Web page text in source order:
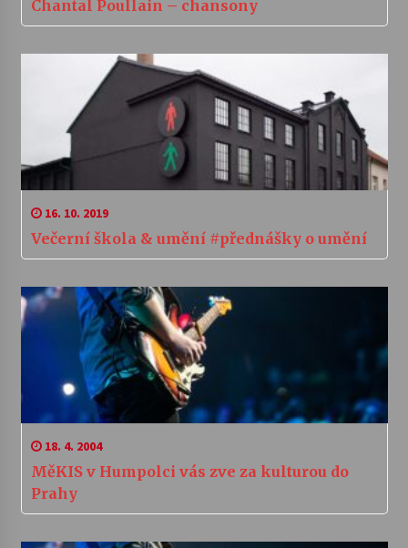
Chantal Poullain – chansony
16. 10. 2019
Večerní škola & umění #přednášky o umění
18. 4. 2004
MěKIS v Humpolci vás zve za kulturou do
Prahy